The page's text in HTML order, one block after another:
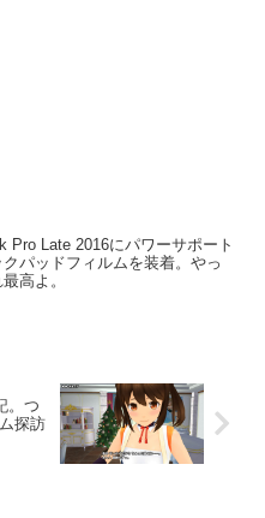
Pro Late 2016にパワーサポート
パッドフィルムを装着。やっ
高よ。
。つ
探訪